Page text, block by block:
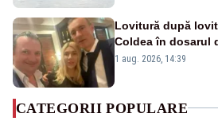
Lovitură după
Coldea în dosarul
Păcuraru explică
1 aug. 2026, 14:39
CATEGORII POPULARE